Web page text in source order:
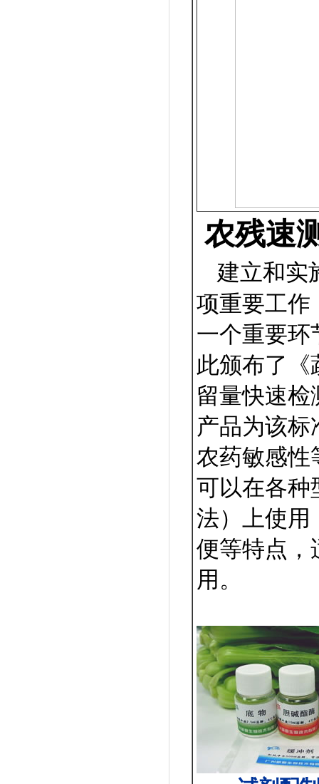
农残速
建立和实
项重要工作
一个重要环
此颁布了《
留量快速检
产品为该标
农药敏感性
可以在各种
法）上使用
便等特点，
用。